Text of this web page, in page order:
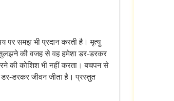
पर समझ भी प्रदान करती है। मृत्यु
की वजह से वह हमेशा डर-डरकर
की कोशिश भी नहीं करता। बचपन से
डर-डरकर जीवन जीता है। प्रस्तुत